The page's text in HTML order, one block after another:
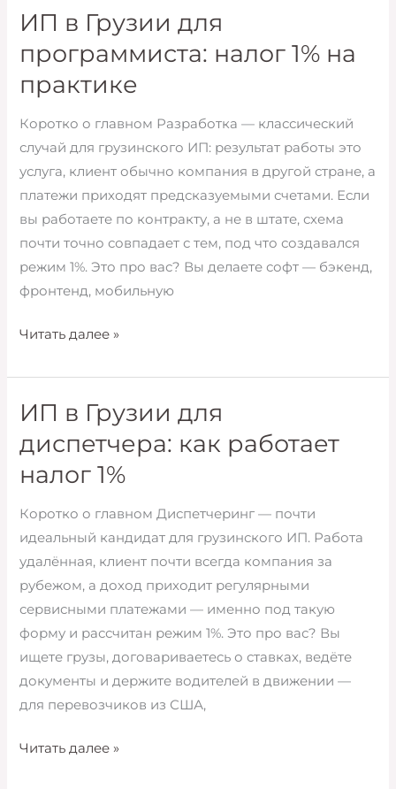
для
маркетолога
и
таргетолога
ИП в Грузии для
программиста: налог 1% на
практике
Коротко о главном Разработка — классический
случай для грузинского ИП: результат работы это
услуга, клиент обычно компания в другой стране, а
платежи приходят предсказуемыми счетами. Если
вы работаете по контракту, а не в штате, схема
почти точно совпадает с тем, под что создавался
режим 1%. Это про вас? Вы делаете софт — бэкенд,
фронтенд, мобильную
ИП
Грузии
для
программиста:
налог
1%
практике
Читать далее »
ИП в Грузии для
диспетчера: как работает
налог 1%
Коротко о главном Диспетчеринг — почти
идеальный кандидат для грузинского ИП. Работа
удалённая, клиент почти всегда компания за
рубежом, а доход приходит регулярными
сервисными платежами — именно под такую
форму и рассчитан режим 1%. Это про вас? Вы
ищете грузы, договариваетесь о ставках, ведёте
документы и держите водителей в движении —
для перевозчиков из США,
ИП
Читать далее »